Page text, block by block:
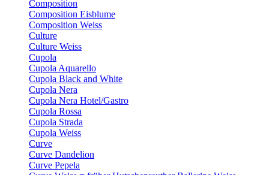
Composition
Composition Eisblume
Composition Weiss
Culture
Culture Weiss
Cupola
Cupola Aquarello
Cupola Black and White
Cupola Nera
Cupola Nera Hotel/Gastro
Cupola Rossa
Cupola Strada
Cupola Weiss
Curve
Curve Dandelion
Curve Pepela